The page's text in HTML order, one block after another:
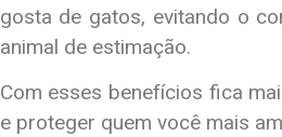
gosta de gatos, evitando o
animal de estimação.
Com esses benefícios fica
e proteger quem você mais